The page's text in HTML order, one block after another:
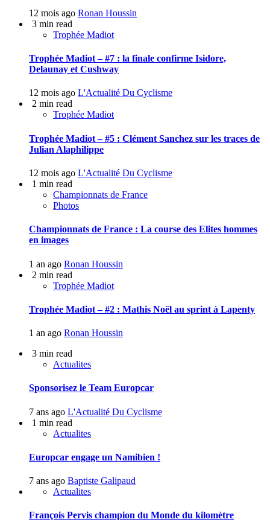
12 mois ago Ronan Houssin
3 min read
Trophée Madiot
Trophée Madiot – #7 : la finale confirme Isidore,
Delaunay et Cushway
12 mois ago L'Actualité Du Cyclisme
2 min read
Trophée Madiot
Trophée Madiot – #5 : Clément Sanchez sur les traces de
Julian Alaphilippe
12 mois ago L'Actualité Du Cyclisme
1 min read
Championnats de France
Photos
Championnats de France : La course des Elites hommes
en images
1 an ago Ronan Houssin
2 min read
Trophée Madiot
Trophée Madiot – #2 : Mathis Noël au sprint à Lapenty
1 an ago Ronan Houssin
3 min read
Actualites
Sponsorisez le Team Europcar
7 ans ago L'Actualité Du Cyclisme
1 min read
Actualites
Europcar engage un Namibien !
7 ans ago Baptiste Galipaud
Actualites
François Pervis champion du Monde du kilomètre